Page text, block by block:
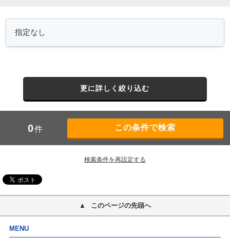
更に詳しく絞り込む
0件
検索条件を再設定する
このページの先頭へ
MENU